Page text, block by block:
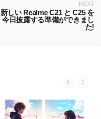
NEXT
新しい Realme C21 と C25 を
今日披露する準備ができまし
た!